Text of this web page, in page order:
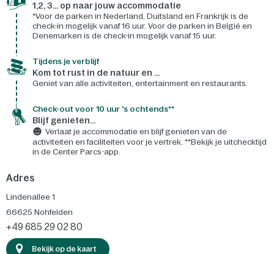
1,2, 3... op naar jouw accommodatie
*Voor de parken in Nederland, Duitsland en Frankrijk is de
check-in mogelijk vanaf 16 uur. Voor de parken in België en
Denemarken is de check-in mogelijk vanaf 15 uur.
Tijdens je verblijf
Kom tot rust in de natuur en ...
Geniet van alle activiteiten, entertainment en restaurants.
Check-out voor 10 uur 's ochtends**
Blijf genieten...
Verlaat je accommodatie en blijf genieten van de
activiteiten en faciliteiten voor je vertrek. **Bekijk je uitchecktijd
in de Center Parcs-app.
Adres
Lindenallee 1
66625 Nohfelden
+49 685 29 02 80
Bekijk op de kaart